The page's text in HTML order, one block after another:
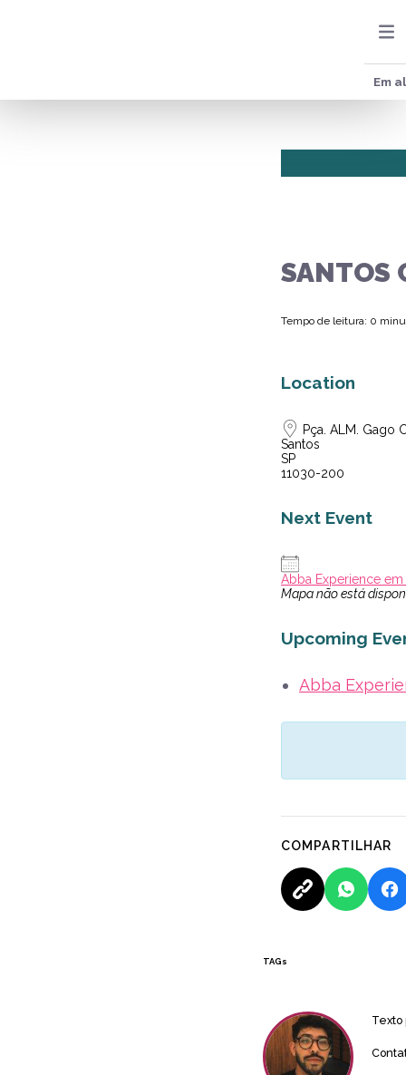
Em
SANTOS
Tempo de leitura: 0
Location
Pça. ALM. Gago
Santos
SP
11030-200
Next Event
Abba Experience em
Mapa não está
Upcoming
Abba
COMPARTILHAR
TAGs
Texto